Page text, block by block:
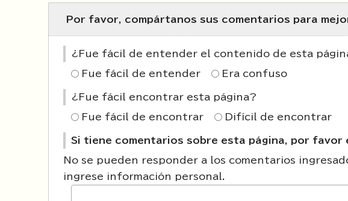
Por favor, compártanos sus comentarios para
¿Fue fácil de entender el contenido de esta
Fue fácil de entender Era confuso
¿Fue fácil encontrar esta página?
Fue fácil de encontrar Difícil de encontrar
Si tiene comentarios sobre esta página, por favor
No se pueden responder a los comentarios
ingrese información personal.